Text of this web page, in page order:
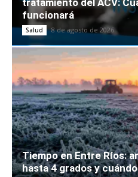
funcionará
Salud 8 de agosto de 2026
Tiempo en Entre Ríos:
hasta 4 grados y